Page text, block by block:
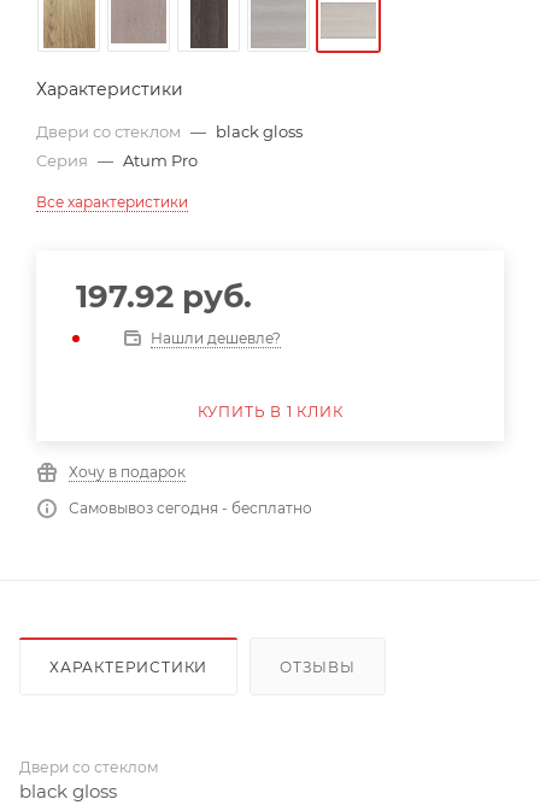
Характеристики
Двери со стеклом — black gloss
Серия — Atum Pro
Все характеристики
197.92 руб.
Нашли дешевле?
КУПИТЬ В 1 КЛИК
Хочу в подарок
Самовывоз сегодня - бесплатно
ХАРАКТЕРИСТИКИ ОТЗЫВЫ
Двери со стеклом
black gloss